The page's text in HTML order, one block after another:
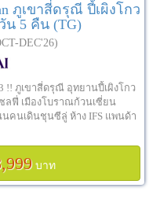
ภูเขาสี่ดรุณี ปี้เผิงโกว
น 5 คืน (TG)
DEC'26)
!! ภูเขาสี่ดรุณี อุทยานปี้เผิงโกว
ลฟี่ เมืองโบราณก้วนเซี่ยน
คนเดินชุนซีลู่ ห้าง IFS แพนด้า
บาท